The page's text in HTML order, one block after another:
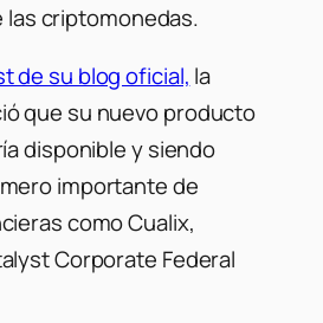
las criptomonedas.
de su blog oficial, la
que su nuevo producto
disponible y siendo
importante de
como Cualix,
Corporate Federal